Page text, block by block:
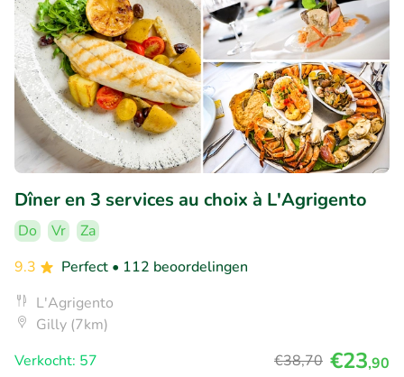
Dîner en 3 services au choix à L'Agrigento
Do Vr
Za
9.3
Perfect • 112 beoordelingen
L'Agrigento
Gilly (7km)
Verkocht: 57
€38,70 €23,90